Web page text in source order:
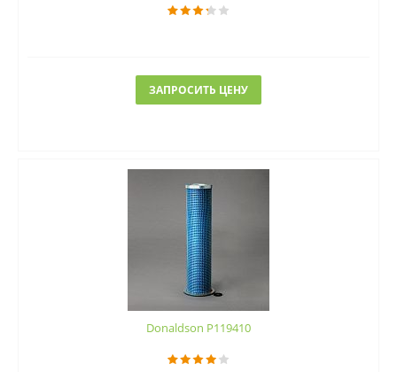
ЗАПРОСИТЬ ЦЕНУ
Donaldson P119410